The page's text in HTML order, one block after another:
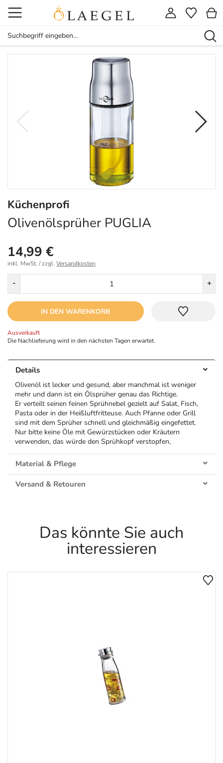
Küchenprofi
Olivenölsprüher PUGLIA
14,99 €
inkl. MwSt. / zzgl. Versandkosten
- +
IN DEN WARENKORB
Ausverkauft
Die Nachlieferung wird in den nächsten Tagen erwartet.
Details
Olivenöl ist lecker und gesund, aber manchmal ist weniger
mehr und dann ist ein Ölsprüher genau das Richtige.
Er verteilt seinen feinen Sprühnebel gezielt auf Salat, Fisch,
Pasta oder in der Heißluftfritteuse. Auch Pfanne oder Grill
sind mit dem Sprüher schnell und gleichmäßig eingefettet.
Nur bitte keine Öle mit Gewürzstücken oder Kräutern
verwenden, das würde den Sprühkopf verstopfen,
Material & Pflege
Versand & Retouren
Das könnte Sie auch
interessieren